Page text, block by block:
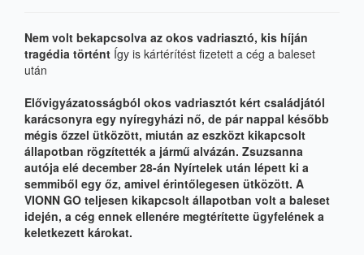
Nem volt bekapcsolva az okos vadriasztó, kis híján
tragédia történt Így is kártérítést fizetett a cég a baleset
után
Elővigyázatosságból okos vadriasztót kért családjától
karácsonyra egy nyíregyházi nő, de pár nappal később
mégis őzzel ütközött, miután az eszközt kikapcsolt
állapotban rögzítették a jármű alvázán. Zsuzsanna
autója elé december 28-án Nyírtelek után lépett ki a
semmiből egy őz, amivel érintőlegesen ütközött. A
VIONN GO teljesen kikapcsolt állapotban volt a baleset
idején, a cég ennek ellenére megtérítette ügyfelének a
keletkezett károkat.